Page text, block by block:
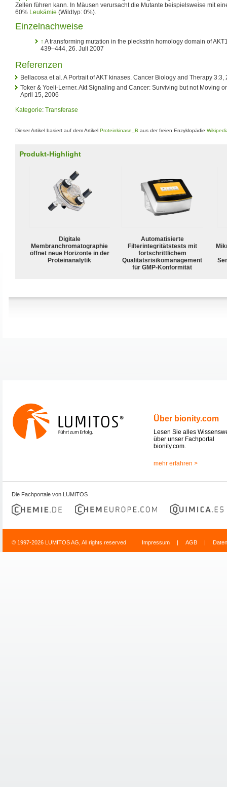
Zellen führen kann. In Mäusen verursacht die Mutante beispielsweise mit
60% Leukämie (Wildtyp: 0%).
Einzelnachweise
↑ A transforming mutation in the pleckstrin homology domain of
439–444, 26. Juli 2007
Referenzen
Bellacosa et al. A Portrait of AKT kinases. Cancer Biology and Therapy 3:3,
Toker & Yoeli-Lerner. Akt Signaling and Cancer: Surviving but not Moving
April 15, 2006
Kategorie: Transferase
Dieser Artikel basiert auf dem Artikel Proteinkinase_B aus der freien Enzyklopädie
Produkt-Highlight
Digitale
Membranchromatographie
öffnet neue Horizonte in der
Proteinanalytik
Automatisierte
Filterintegritätstests mit
fortschrittlichem
Qualitätsrisikomanagement
für GMP-Konformität
Über bionity.com
Lesen Sie alles
über unser Fachportal
bionity.com.
mehr erfahren >
Die Fachportale von LUMITOS
© 1997-2026 LUMITOS AG, All rights reserved Impressum | AGB |